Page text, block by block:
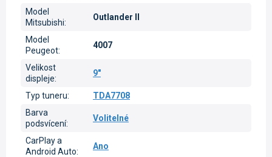
Model
Mitsubishi:
Outlander II
Model
Peugeot:
4007
Velikost
displeje:
9"
Typ tuneru:
TDA7708
Barva
podsvícení:
Volitelné
CarPlay a
Android Auto:
Ano